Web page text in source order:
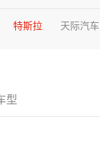
特斯拉 天际汽车
型